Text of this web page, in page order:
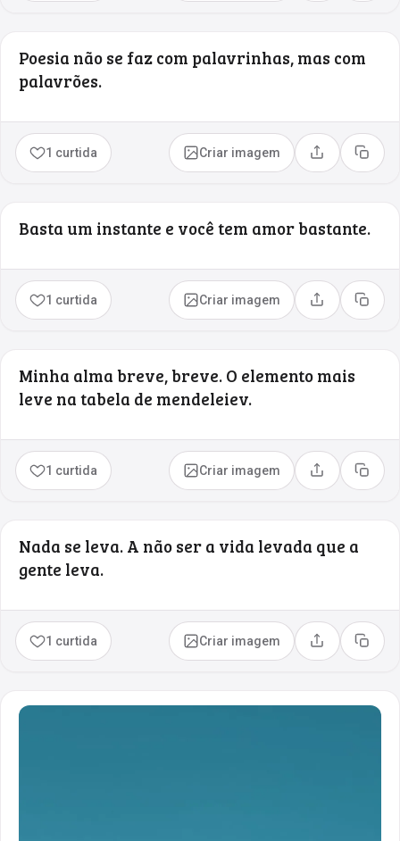
Poesia não se faz com palavrinhas, mas com
palavrões.
1 curtida Criar imagem Compartilhar
Copiar
Basta um instante e você tem amor bastante.
1 curtida Criar imagem Compartilhar
Copiar
Minha alma breve, breve. O elemento mais
leve na tabela de mendeleiev.
1 curtida Criar imagem Compartilhar
Copiar
Nada se leva. A não ser a vida levada que a
gente leva.
1 curtida Criar imagem Compartilhar
Copiar